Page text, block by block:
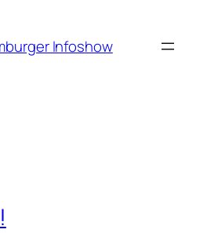
Infoshow